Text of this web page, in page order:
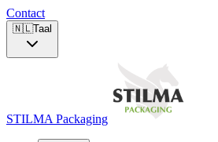
Contact
🇳🇱Taal
STILMA Packaging